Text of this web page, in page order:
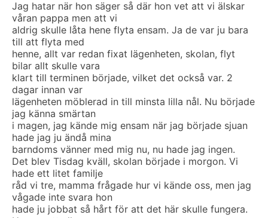
Jag hatar när hon säger så där hon vet att vi älskar
våran pappa men att vi
aldrig skulle låta hene flyta ensam. Ja de var ju bara
till att flyta med
henne, allt var redan fixat lägenheten, skolan, flyt
bilar allt skulle vara
klart till terminen började, vilket det också var. 2
dagar innan var
lägenheten möblerad in till minsta lilla nål. Nu började
jag känna smärtan
i magen, jag kände mig ensam när jag började sjuan
hade jag ju ändå mina
barndoms vänner med mig nu, nu hade jag ingen.
Det blev Tisdag kväll, skolan började i morgon. Vi
hade ett litet familje
råd vi tre, mamma frågade hur vi kände oss, men jag
vågade inte svara hon
hade ju jobbat så hårt för att det här skulle fungera.